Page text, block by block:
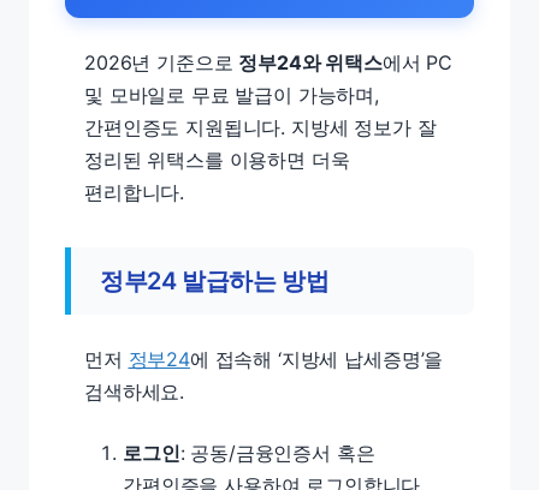
2026년 기준으로 정부24와 위택스에서 PC
및 모바일로 무료 발급이 가능하며,
간편인증도 지원됩니다. 지방세 정보가 잘
정리된 위택스를 이용하면 더욱
편리합니다.
정부24 발급하는 방법
먼저 정부24에 접속해 ‘지방세 납세증명’을
검색하세요.
로그인: 공동/금융인증서 혹은
간편인증을 사용하여 로그인합니다.